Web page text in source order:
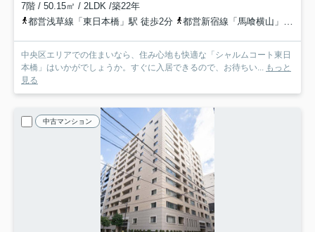
7階 / 50.15㎡ / 2LDK /築22年
都営浅草線「東日本橋」駅 徒歩2分
都営新宿線「馬喰横山」駅 徒歩6分
中央区エリアでの住まいなら、住み心地も快適な「シャルムコート東日
本橋」はいかがでしょうか。すぐに入居できるので、お待ちい... もっと
見る
中古マンション